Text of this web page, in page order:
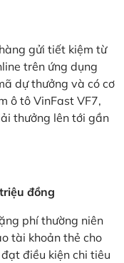
gửi tiết kiệm từ
trên ứng dụng
dự thưởng và có cơ
ô tô VinFast VF7,
thưởng lên tới gần
đồng
phí thường niên
tài khoản thẻ cho
điều kiện chi tiêu